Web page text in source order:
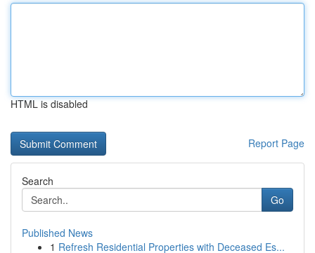
HTML is disabled
Report Page
Search
Go
Published News
1 Refresh Residential Properties with Deceased Es...